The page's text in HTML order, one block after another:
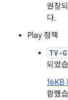
권장
다.
Play 정책
TV-
되었
16KB
함했